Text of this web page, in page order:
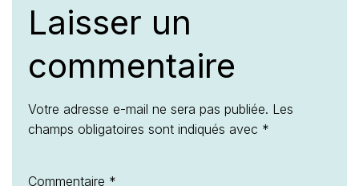
Laisser un
commentaire
Votre adresse e-mail ne sera pas publiée. Les
champs obligatoires sont indiqués avec *
Commentaire *